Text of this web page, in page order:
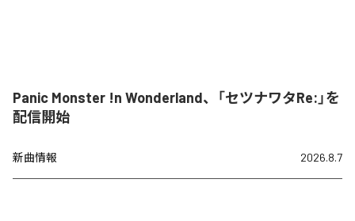
Panic Monster !n Wonderland、「セツナワタRe:」を
配信開始
新曲情報 2026.8.7